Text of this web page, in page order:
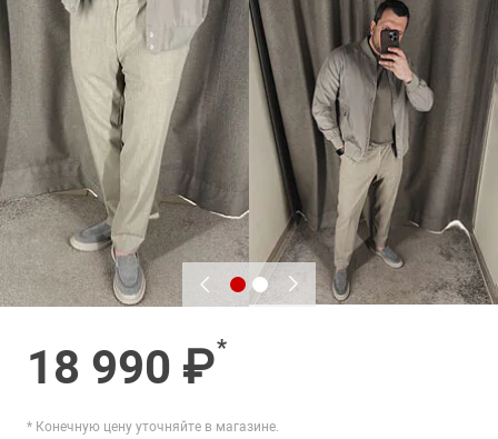
18 990 ₽*
* Конечную цену уточняйте в магазине.